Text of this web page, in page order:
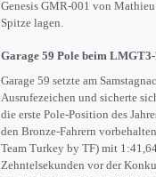
Genesis GMR-001 von
Spitze lagen.
Garage 59 Pole beim
Garage 59 setzte am
Ausrufezeichen und sicherte
die erste Pole-Position des
den Bronze-Fahrern
Team Turkey by TF) mit
Zehntelsekunden vor der